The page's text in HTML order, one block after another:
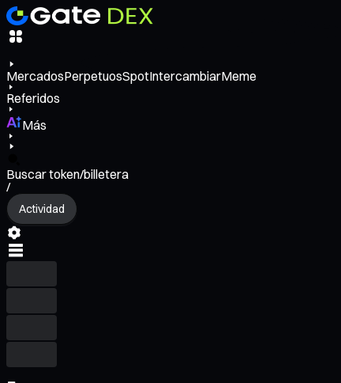
MercadosPerpetuosSpotIntercambiarMeme
Referidos
Más
Buscar token/billetera
/
Actividad